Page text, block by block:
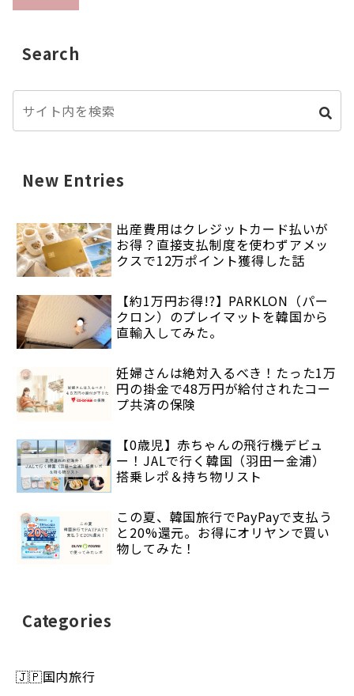
Search
New Entries
出産費用はクレジットカード払いが
お得？直接支払制度を使わずアメッ
クスで12万ポイント獲得した話
【約1万円お得!?】PARKLON（パー
クロン）のプレイマットを韓国から
直輸入してみた。
妊婦さんは絶対入るべき！たった1万
円の掛金で48万円が給付されたコー
プ共済の保険
【0歳児】赤ちゃんの飛行機デビュ
ー！JALで行く韓国（羽田ー金浦）
搭乗レポ＆持ち物リスト
この夏、韓国旅行でPayPayで支払う
と20%還元。お得にオリヤンで買い
物してみた！
Categories
🇯🇵国内旅行